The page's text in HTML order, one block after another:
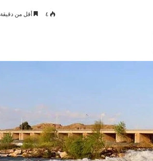
٤ أقل من دقيقة